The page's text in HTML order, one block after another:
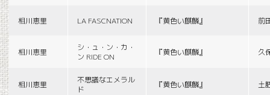
相川恵里 LA FASCNATION 『黄色い麒麟』 前
相川恵里
シ・ュ・ン・カ・
ン RIDE ON
『黄色い麒麟』 久
相川恵里
不思議なエメラル
ド
『黄色い麒麟』 土